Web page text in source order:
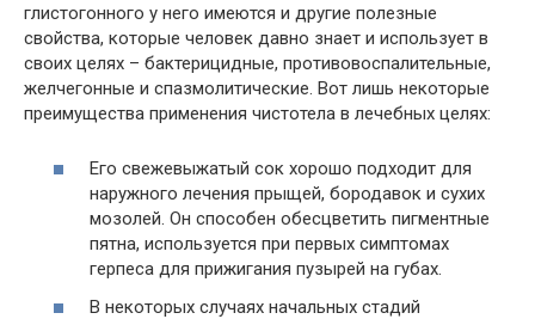
глистогонного у него имеются и другие полезные
свойства, которые человек давно знает и использует в
своих целях – бактерицидные, противовоспалительные,
желчегонные и спазмолитические. Вот лишь некоторые
преимущества применения чистотела в лечебных целях:
Его свежевыжатый сок хорошо подходит для
наружного лечения прыщей, бородавок и сухих
мозолей. Он способен обесцветить пигментные
пятна, используется при первых симптомах
герпеса для прижигания пузырей на губах.
В некоторых случаях начальных стадий